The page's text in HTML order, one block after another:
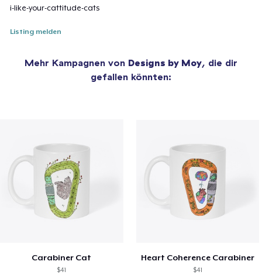
i-like-your-cattitude-cats
Listing melden
Mehr Kampagnen von Designs by Moy, die dir
gefallen könnten:
Carabiner Cat
$41
Heart Coherence Carabiner
$41